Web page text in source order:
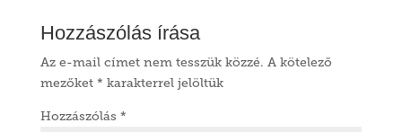
Hozzászólás írása
Az e-mail címet nem tesszük közzé. A kötelező
mezőket * karakterrel jelöltük
Hozzászólás *